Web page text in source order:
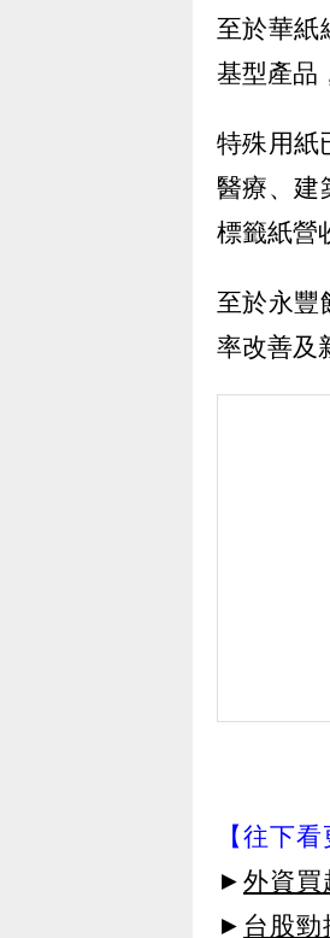
至於華紙
基型產品
特殊用紙
醫療、建
標籤紙營
至於永豐
率改善及
【往下看
► 外資買
► 台股